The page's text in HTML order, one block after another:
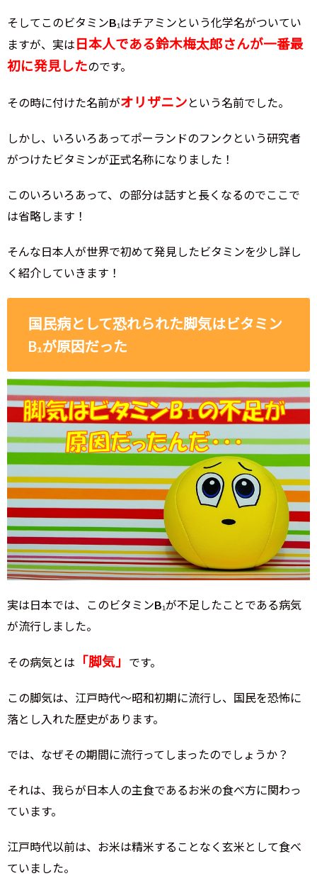
そしてこのビタミンB₁はチアミンという化学名がついてい
ますが、実は 日本人である鈴木梅太郎さんが一番最
初に発見したのです。
その時に付けた名前がオリザニン という名前でした。
しかし、いろいろあってポーランドのフンクという研究者
がつけたビタミンが正式名称になりました！
このいろいろあって、の部分は話すと長くなるのでここで
は省略します！
そんな日本人が世界で初めて発見したビタミンを少し詳し
く紹介していきます！
国民病として恐れられた脚気はビタミン
B₁が原因だった
実は日本では、このビタミンB₁が不足したことである病気
が流行しました。
その病気とは 「脚気」 です。
この脚気は、江戸時代～昭和初期に流行し、国民を恐怖に
落とし入れた歴史があります。
では、なぜその期間に流行ってしまったのでしょうか？
それは、我らが日本人の主食であるお米の食べ方に関わっ
ています。
江戸時代以前は、お米は精米することなく玄米として食べ
ていました。